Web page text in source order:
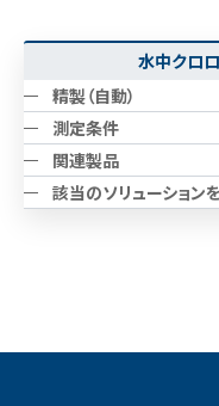
水中クロ
精製（自動）
測定条件
関連製品
該当のソリューション